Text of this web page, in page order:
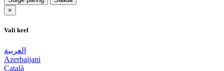
×
Vali keel
العربية
Azerbaijani
Català